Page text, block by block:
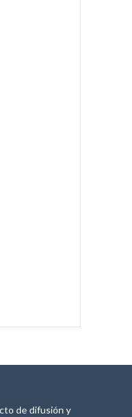
de difusión y